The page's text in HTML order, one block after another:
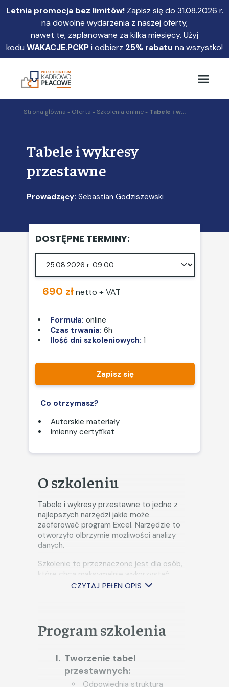
Przejdź
treści
Letnia promocja bez limitów!Zapisz się do 31.08.2026 r.
na dowolne wydarzenia z naszej oferty,
nawet te, zaplanowane za kilka miesięcy. Użyj
kodu WAKACJE.PCKPi odbierz 25% rabatu na wszystko!
Strona główna Oferta Szkolenia online Tabele i w...
Tabele i wykresy
przestawne
Prowadzący: Sebastian Godziszewski
DOSTĘPNE TERMINY:
690 złnetto + VAT
Formuła: online
Czas trwania: 6h
Ilość dni szkoleniowych: 1
Zapisz się
Co otrzymasz?
Autorskie materiały
Imienny certyfikat
O szkoleniu
Tabele i wykresy przestawne to jedne z
najlepszych narzędzi jakie może
zaoferować program Excel. Narzędzie to
otworzyło olbrzymie możliwości analizy
danych.
Szkolenie to przeznaczone jest dla osób,
które chcą maksymalnie wykorzystać
możliwości tabel i wykresów
analizy danych. Dane przedstawione w
tabeli przestawnej można na wiele
przestawnych. Na szkoleniu zostaną
również poruszone zagadnienia
dotyczące modelu danych i tworzenia
CZYTAJ PEŁEN OPIS
Program szkolenia
Tworzenie tabel
przestawnych:
Odpowiednia struktura